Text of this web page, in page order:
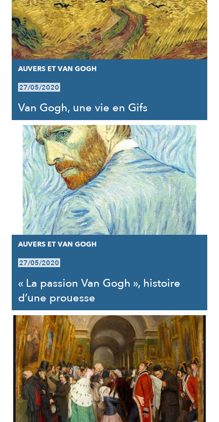
AUVERS ET VAN GOGH
27/05/2020
Van Gogh, une vie en Gifs
AUVERS ET VAN GOGH
27/05/2020
« La passion Van Gogh », histoire
d’une prouesse